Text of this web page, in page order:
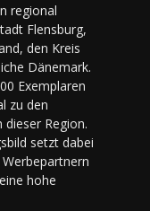
regional
Flensburg,
den Kreis
Dänemark.
Exemplaren
zu den
Region.
setzt dabei
hohe